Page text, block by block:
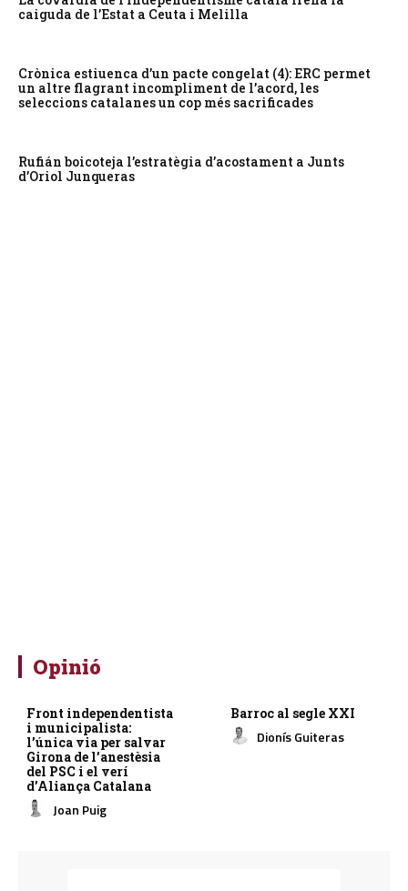
caiguda de l’Estat a Ceuta i Melilla
Crònica estiuenca d’un pacte congelat (4): ERC permet
un altre flagrant incompliment de l’acord, les
seleccions catalanes un cop més sacrificades
Rufián boicoteja l’estratègia d’acostament a Junts
d’Oriol Junqueras
Opinió
Front independentista
i municipalista:
l’única via per salvar
Girona de l’anestèsia
del PSC i el verí
d’Aliança Catalana
Joan Puig
Barroc al segle XXI
Dionís Guiteras